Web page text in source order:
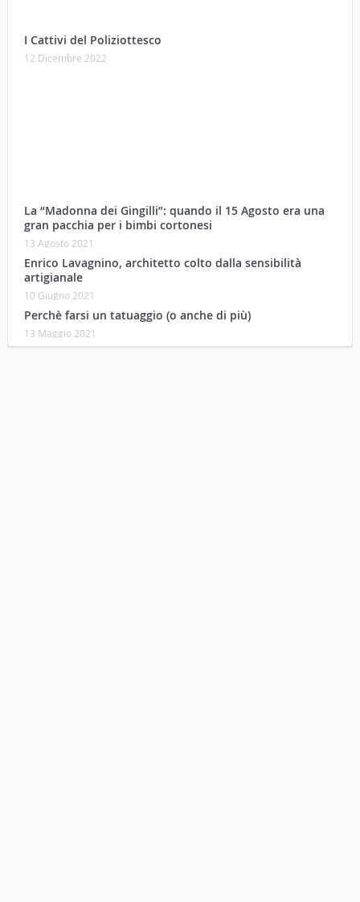
I Cattivi del Poliziottesco
12 Dicembre 2022
La “Madonna dei Gingilli”: quando il 15 Agosto era una
gran pacchia per i bimbi cortonesi
13 Agosto 2021
Enrico Lavagnino, architetto colto dalla sensibilità
artigianale
10 Giugno 2021
Perchè farsi un tatuaggio (o anche di più)
13 Maggio 2021